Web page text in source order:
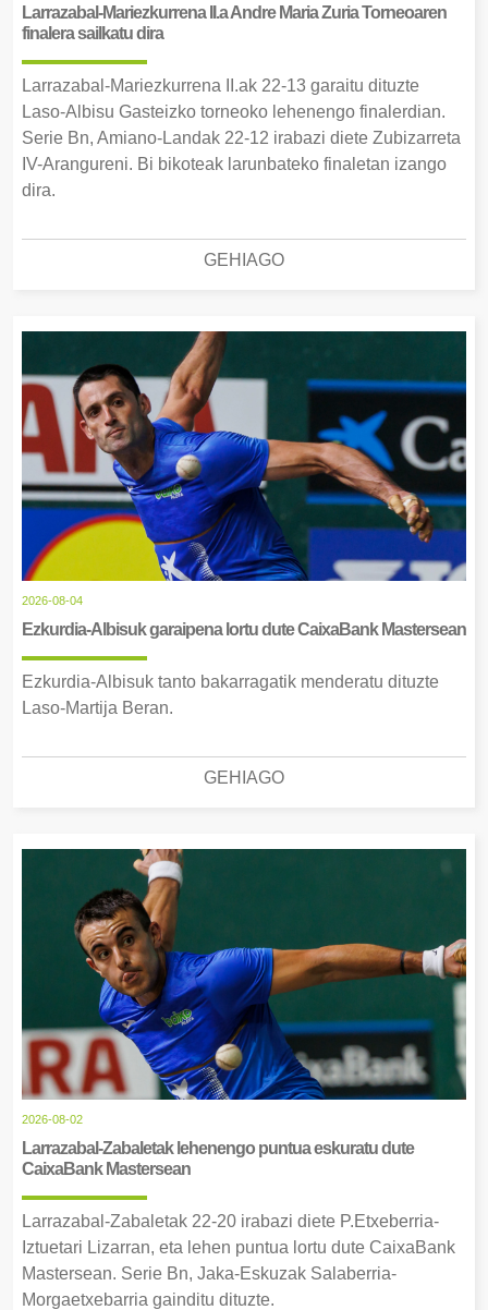
Larrazabal-Mariezkurrena II.a Andre Maria Zuria Torneoaren
finalera sailkatu dira
Larrazabal-Mariezkurrena II.ak 22-13 garaitu dituzte
Laso-Albisu Gasteizko torneoko lehenengo finalerdian.
Serie Bn, Amiano-Landak 22-12 irabazi diete Zubizarreta
IV-Arangureni. Bi bikoteak larunbateko finaletan izango
dira.
GEHIAGO
2026-08-04
Ezkurdia-Albisuk garaipena lortu dute CaixaBank Mastersean
Ezkurdia-Albisuk tanto bakarragatik menderatu dituzte
Laso-Martija Beran.
GEHIAGO
2026-08-02
Larrazabal-Zabaletak lehenengo puntua eskuratu dute
CaixaBank Mastersean
Larrazabal-Zabaletak 22-20 irabazi diete P.Etxeberria-
Iztuetari Lizarran, eta lehen puntua lortu dute CaixaBank
Mastersean. Serie Bn, Jaka-Eskuzak Salaberria-
Morgaetxebarria gainditu dituzte.